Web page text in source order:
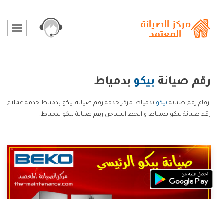
رقم صيانة بيكو بدمياط
ارقام رقم صيانة بيكو بدمياط مركز خدمة رقم صيانة بيكو بدمياط خدمة عملاء
رقم صيانة بيكو بدمياط و الخط الساخن رقم صيانة بيكو بدمياط.